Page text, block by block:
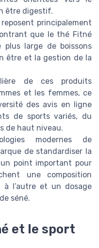
être digestif.
principalement
que le thé Fitné
plus large de boissons
être et la gestion de la
de ces produits
et les femmes, ce
des avis en ligne
de sports variés, du
de haut niveau.
modernes de
de standardiser la
point important pour
une composition
l’autre et un dosage
séné.
et le sport